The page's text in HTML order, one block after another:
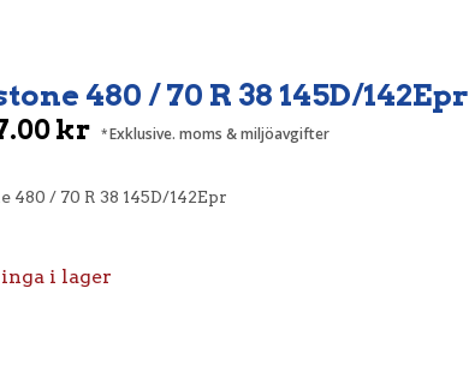
480 / 70 R 38 145D/142Epr
kr Exklusive. moms & miljöavgifter
480 / 70 R 38 145D/142Epr
i lager